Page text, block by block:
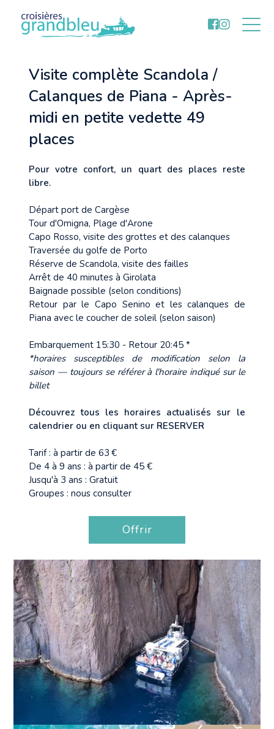
Visite complète Scandola /
Calanques de Piana - Après-
midi en petite vedette 49
places
Pour votre confort, un quart des places reste
libre.
Départ port de Cargèse
Tour d'Omigna, Plage d'Arone
Capo Rosso, visite des grottes et des calanques
Traversée du golfe de Porto
Réserve de Scandola, visite des failles
Arrêt de 40 minutes à Girolata
Baignade possible (selon conditions)
Retour par le Capo Senino et les calanques de
Piana avec le coucher de soleil (selon saison)
Embarquement 15:30 - Retour 20:45 *
*horaires susceptibles de modification selon la
saison — toujours se référer à l'horaire indiqué sur le
billet
Découvrez tous les horaires actualisés sur le
calendrier ou en cliquant sur RESERVER
Tarif : à partir de 63 €
De 4 à 9 ans : à partir de 45 €
Jusqu'à 3 ans : Gratuit
Groupes : nous consulter
Offrir